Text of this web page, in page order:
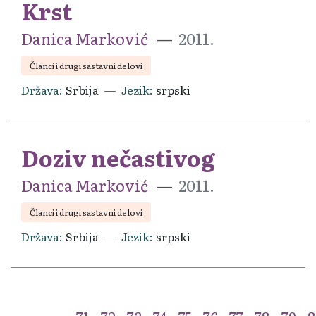
Krst
Danica Marković 2011.
Članci i drugi sastavni delovi
Država Srbija Jezik srpski
Doziv nečastivog
Danica Marković 2011.
Članci i drugi sastavni delovi
Država Srbija Jezik srpski